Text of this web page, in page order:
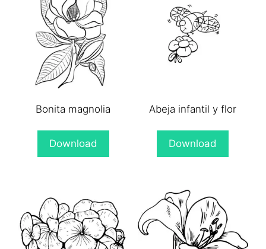
Bonita magnolia
Download
Abeja infantil y flor
Download